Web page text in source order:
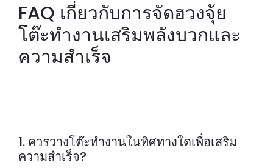
FAQ เกี่ยวกับการจัดฮวงจุ้ย
โต๊ะทำงานเสริมพลังบวกและ
ความสำเร็จ
1. ควรวางโต๊ะทำงานในทิศทางใดเพื่อเสริม
ความสำเร็จ?